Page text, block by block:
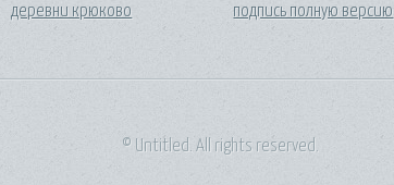
деревни крюково
подпись полную версию
© Untitled. All rights reserved.